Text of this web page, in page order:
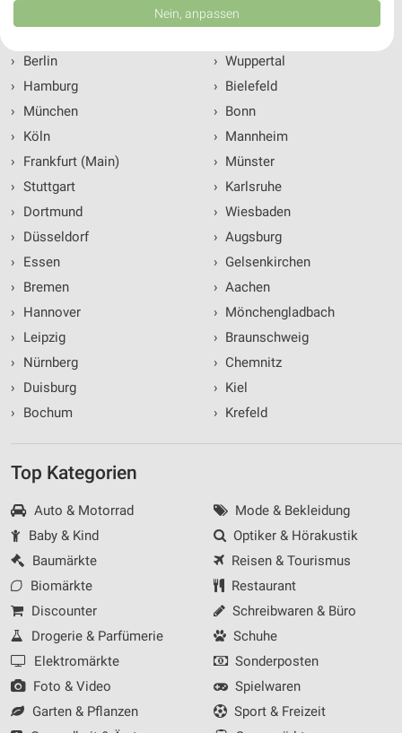
Top Städte
›
Berlin
›
Hamburg
›
München
›
Köln
›
Frankfurt (Main)
› Stuttgart
›
Dortmund
›
Düsseldorf
›
Essen
›
Bremen
›
Hannover
›
Leipzig
›
Nürnberg
›
Duisburg
›
Bochum
› Wuppertal
› Bielefeld
› Bonn
› Mannheim
› Münster
› Karlsruhe
› Wiesbaden
› Augsburg
› Gelsenkirchen
› Aachen
› Mönchengladbach
› Braunschweig
› Chemnitz
› Kiel
› Krefeld
Top Kategorien
Auto & Motorrad
Baby & Kind
Baumärkte
Biomärkte
Discounter
Drogerie & Parfümerie
Elektromärkte
Foto & Video
Garten & Pflanzen
Mode & Bekleidung
Optiker & Hörakustik
Reisen & Tourismus
Restaurant
Schreibwaren & Büro
Schuhe
Sonderposten
Spielwaren
Sport & Freizeit
Daten können außerhalb der Europäischen Union weitergegeben und in die
USA gesendet werden.
Website/App.
Partnerliste anzeigen (1 IAB-Anbieter)
Wir nutzen Ihre Daten für folgende Zwecke:
auf einem Endgerät
Verwendung reduzierter Daten zur Auswahl von
Werbeanzeigen
Erstellung von Profilen für personalisierte
Werbung
Verwendung von Profilen zur Auswahl
Erstellung von Profilen zur Personalisierung
Verwendung von Profilen zur Auswahl
Messung der Werbeleistung
Analyse von Zielgruppen durch Statistiken oder
Kombinationen von Daten aus verschiedenen
Quellen
Entwicklung und Verbesserung der Angebote
Verwendung reduzierter Daten zur Auswahl von
Inhalten
IAB-Besonderheiten:
Verwendung genauer Standortdaten
Nein, anpassen